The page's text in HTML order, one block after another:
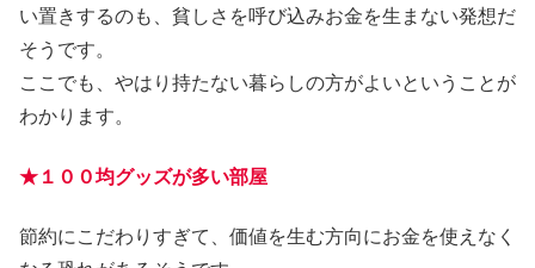
い置きするのも、貧しさを呼び込みお金を生まない発想だ
そうです。
ここでも、やはり持たない暮らしの方がよいということが
わかります。
★１００均グッズが多い部屋
節約にこだわりすぎて、価値を生む方向にお金を使えなく